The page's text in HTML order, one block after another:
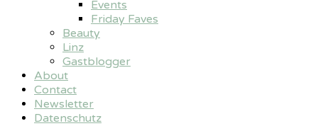
Events
Friday Faves
Beauty
Linz
Gastblogger
About
Contact
Newsletter
Datenschutz